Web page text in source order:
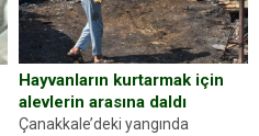
Abdurrahman Ö.nün verdiği
evraklarda eksik olduğunu...
Hayvanların kurtarmak için
alevlerin arasına daldı
Çanakkale’deki yangında